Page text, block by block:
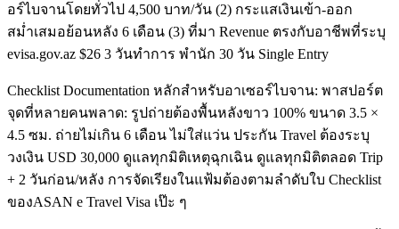
อร์ไบจานโดยทั่วไป 4,500 บาท/วัน (2) กระแสเงินเข้า-ออก
สม่ำเสมอย้อนหลัง 6 เดือน (3) ที่มา Revenue ตรงกับอาชีพที่ระบุ
evisa.gov.az $26 3 วันทำการ พำนัก 30 วัน Single Entry
Checklist Documentation หลักสำหรับอาเซอร์ไบจาน: พาสปอร์ต
จุดที่หลายคนพลาด: รูปถ่ายต้องพื้นหลังขาว 100% ขนาด 3.5 ×
4.5 ซม. ถ่ายไม่เกิน 6 เดือน ไม่ใส่แว่น ประกัน Travel ต้องระบุ
วงเงิน USD 30,000 ดูแลทุกมิติเหตุฉุกเฉิน ดูแลทุกมิติตลอด Trip
+ 2 วันก่อน/หลัง การจัดเรียงในแฟ้มต้องตามลำดับใบ Checklist
ของASAN e Travel Visa เป๊ะ ๆ